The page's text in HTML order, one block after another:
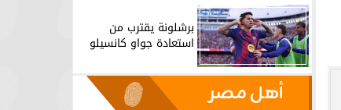
برشلونة يقترب من
استعادة جواو كانسيلو
أهل مصر